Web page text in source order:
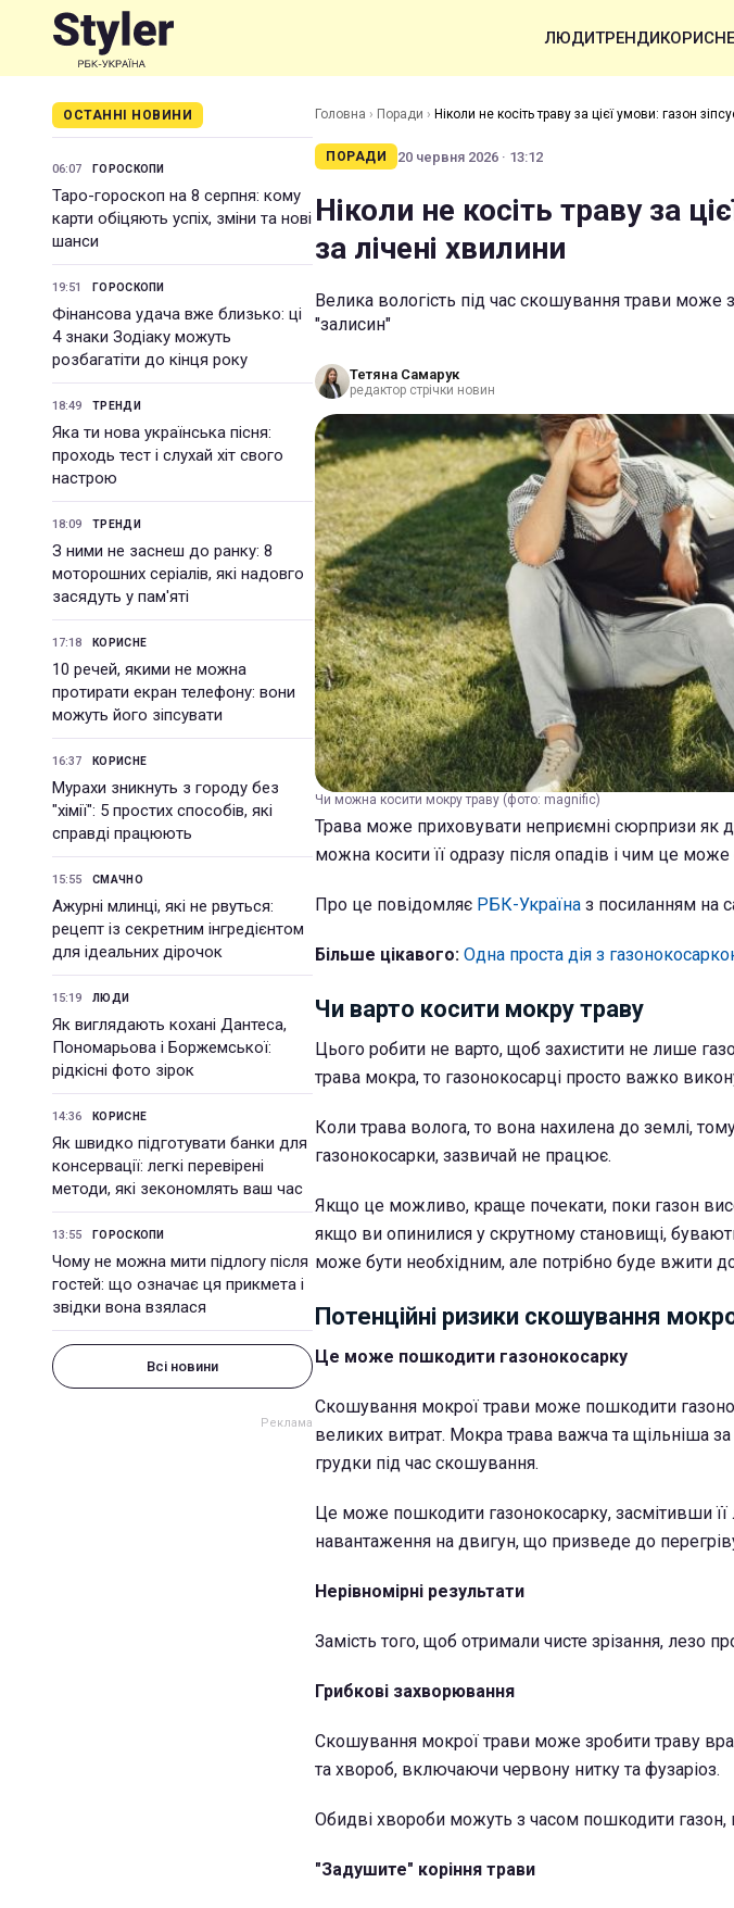
ЛЮДИТРЕНДИКОРИСНЕ
ОСТАННІ НОВИНИ
06:07 ГОРОСКОПИ
Таро-гороскоп на 8 серпня: кому
карти обіцяють успіх, зміни та нові
шанси
19:51 ГОРОСКОПИ
Фінансова удача вже близько: ці
4 знаки Зодіаку можуть
розбагатіти до кінця року
18:49 ТРЕНДИ
Яка ти нова українська пісня:
проходь тест і слухай хіт свого
настрою
18:09 ТРЕНДИ
З ними не заснеш до ранку: 8
моторошних серіалів, які надовго
засядуть у пам'яті
17:18 КОРИСНЕ
10 речей, якими не можна
протирати екран телефону: вони
можуть його зіпсувати
16:37 КОРИСНЕ
Мурахи зникнуть з городу без
"хімії": 5 простих способів, які
справді працюють
15:55 СМАЧНО
Ажурні млинці, які не рвуться:
рецепт із секретним інгредієнтом
для ідеальних дірочок
15:19 ЛЮДИ
Як виглядають кохані Дантеса,
Пономарьова і Боржемської:
рідкісні фото зірок
14:36 КОРИСНЕ
Як швидко підготувати банки для
консервації: легкі перевірені
методи, які зекономлять ваш час
13:55 ГОРОСКОПИ
Чому не можна мити підлогу після
гостей: що означає ця прикмета і
звідки вона взялася
Всі новини
Головна › Поради › Ніколи не косіть траву за цієї умови: газон
ПОРАДИ 20 червня 2026 · 13:12
Ніколи не косіть траву за
за лічені хвилини
Велика вологість під час скошування трави може
"залисин"
Тетяна Самарук
редактор стрічки новин
Чи можна косити мокру траву (фото: magnific)
Трава може приховувати неприємні сюрпризи як
можна косити її одразу після опадів і чим це
Про це повідомляє РБК-Україна з посиланням на
Більше цікавого: Одна проста дія з
Чи варто косити мокру траву
Цього робити не варто, щоб захистити не лише
трава мокра, то газонокосарці просто важко
Коли трава волога, то вона нахилена до землі,
газонокосарки, зазвичай не працює.
Якщо це можливо, краще почекати, поки газон
якщо ви опинилися у скрутному становищі,
може бути необхідним, але потрібно буде вжити
Потенційні ризики скошування
Це може пошкодити газонокосарку
Скошування мокрої трави може пошкодити
великих витрат. Мокра трава важча та щільніша
грудки під час скошування.
Це може пошкодити газонокосарку, засмітивши
навантаження на двигун, що призведе до
Нерівномірні результати
Замість того, щоб отримали чисте зрізання, лезо
Грибкові захворювання
Скошування мокрої трави може зробити траву
та хвороб, включаючи червону нитку та фузаріоз.
Обидві хвороби можуть з часом пошкодити газон,
"Задушите" коріння трави